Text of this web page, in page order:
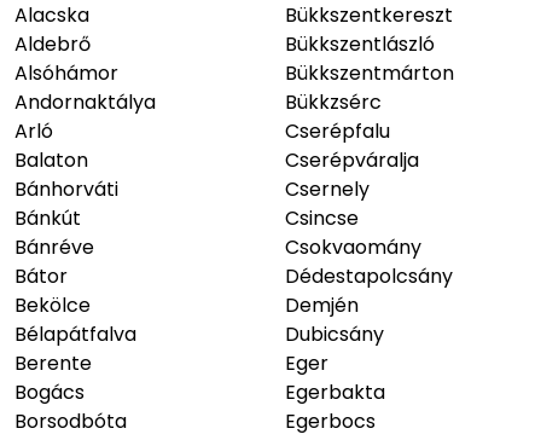
Alacska
Aldebrő
Alsóhámor
Andornaktálya
Arló
Balaton
Bánhorváti
Bánkút
Bánréve
Bátor
Bekölce
Bélapátfalva
Berente
Bogács
Borsodbóta
Bükkszentkereszt
Bükkszentlászló
Bükkszentmárton
Bükkzsérc
Cserépfalu
Cserépváralja
Csernely
Csincse
Csokvaomány
Dédestapolcsány
Demjén
Dubicsány
Eger
Egerbakta
Egerbocs